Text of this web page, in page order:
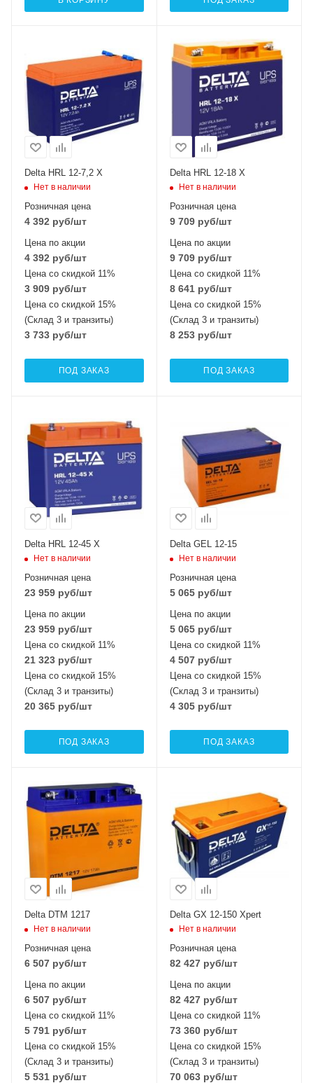
Delta HRL 12-7,2 X
Нет в наличии
Розничная цена
4 392 руб/шт
Цена по акции
4 392 руб/шт
Цена со скидкой 11%
3 909 руб/шт
Цена со скидкой 15%
(Склад 3 и транзиты)
3 733 руб/шт
ПОД ЗАКАЗ
Delta HRL 12-18 X
Нет в наличии
Розничная цена
9 709руб/шт
Цена по акции
9 709руб/шт
Цена со скидкой 11%
8 641руб/шт
Цена со скидкой 15%
(Склад 3 и транзиты)
8 253руб/шт
ПОД ЗАКАЗ
Delta HRL 12-45 X
Нет в наличии
Розничная цена
23 959 руб/шт
Цена по акции
23 959 руб/шт
Цена со скидкой 11%
21 323 руб/шт
Цена со скидкой 15%
(Склад 3 и транзиты)
20 365 руб/шт
ПОД ЗАКАЗ
Delta GEL 12-15
Нет в наличии
Розничная цена
5 065руб/шт
Цена по акции
5 065руб/шт
Цена со скидкой 11%
4 507руб/шт
Цена со скидкой 15%
(Склад 3 и транзиты)
4 305руб/шт
ПОД ЗАКАЗ
Delta DTM 1217
Нет в наличии
Розничная цена
6 507 руб/шт
Цена по акции
6 507 руб/шт
Цена со скидкой 11%
5 791 руб/шт
Цена со скидкой 15%
(Склад 3 и транзиты)
5 531 руб/шт
Delta GX 12-150 Xpert
Нет в наличии
Розничная цена
82 427руб/шт
Цена по акции
82 427руб/шт
Цена со скидкой 11%
73 360руб/шт
Цена со скидкой 15%
(Склад 3 и транзиты)
70 063руб/шт